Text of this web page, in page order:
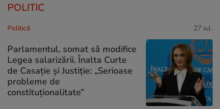
POLITIC
Politică 27 iul.
Parlamentul, somat să modifice
Legea salarizării. Înalta Curte
de Casație și Justiție: „Serioase
probleme de
constituționalitate”